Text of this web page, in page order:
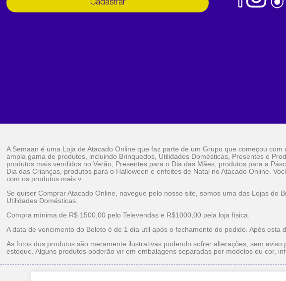
Cadastrar
A Semaan é uma Loja de Atacado Online que faz parte de um Grupo que começou
ampla gama de produtos, incluindo Brinquedos, Utilidades Domésticas, Presentes e
produtos mais vendidos no Verão, Presentes para o Dia das Mães, produtos para a
Dia das Crianças, produtos para o Halloween e enfeites de Natal no Atacado Online.
com os produtos mais v
Se quiser Comprar Atacado Online, navegue pelo nosso site, somos uma das Lojas
Utilidades Domésticas.
Compra mínima de R$ 1500,00 pelo Televendas e R$1000,00 pela loja física.
A data de vencimento do Boleto é de 1 dia util após o fechamento do pedido. Após
As fotos dos produtos são meramente ilustrativas podendo sofrer alterações, sem
estoque. Alguns produtos poderão vir em embalagens separadas por modelos ou cor,